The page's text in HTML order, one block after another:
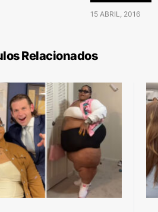
15 ABRIL, 2016
Relacionados